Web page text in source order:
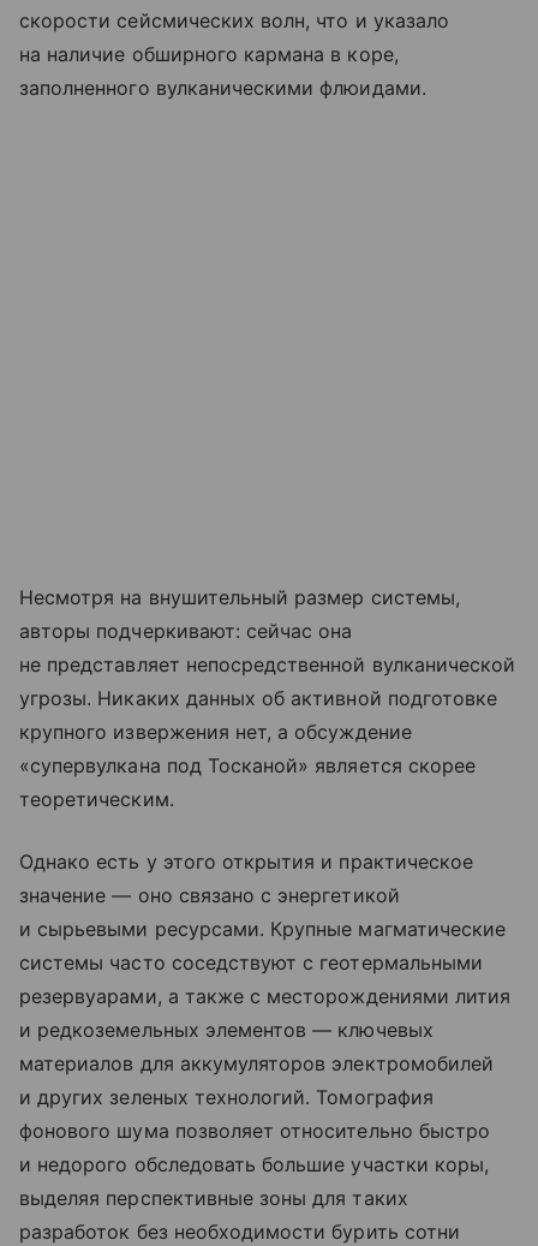
скорости сейсмических волн, что и указало
на наличие обширного кармана в коре,
заполненного вулканическими флюидами.
Несмотря на внушительный размер системы,
авторы подчеркивают: сейчас она
не представляет непосредственной вулканической
угрозы. Никаких данных об активной подготовке
крупного извержения нет, а обсуждение
«супервулкана под Тосканой» является скорее
теоретическим.
Однако есть у этого открытия и практическое
значение — оно связано с энергетикой
и сырьевыми ресурсами. Крупные магматические
системы часто соседствуют с геотермальными
резервуарами, а также с месторождениями лития
и редкоземельных элементов — ключевых
материалов для аккумуляторов электромобилей
и других зеленых технологий. Томография
фонового шума позволяет относительно быстро
и недорого обследовать большие участки коры,
выделяя перспективные зоны для таких
разработок без необходимости бурить сотни